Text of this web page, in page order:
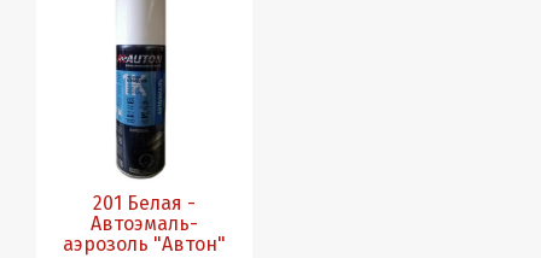
201 Белая -
Автоэмаль-
аэрозоль "Автон"